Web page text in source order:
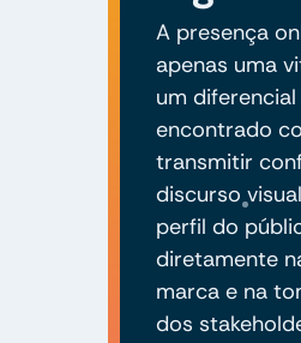
A presença
apenas uma
um
encontrado
transmitir
discurso
perfil do
diretamente
marca e na
dos